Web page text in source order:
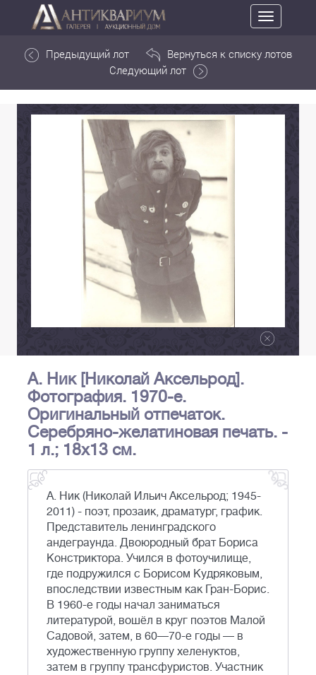
Toggle
navigation
Предыдущий лот
Вернуться к списку лотов
Следующий лот
А. Ник [Николай Аксельрод].
Фотография. 1970-е.
Оригинальный отпечаток.
Серебряно-желатиновая печать. -
1 л.; 18x13 см.
А. Ник (Николай Ильич Аксельрод; 1945-
2011) - поэт, прозаик, драматург, график.
Представитель ленинградского
андеграунда. Двоюродный брат Бориса
Констриктора. Учился в фотоучилище,
где подружился с Борисом Кудряковым,
впоследствии известным как Гран-Борис.
В 1960-е годы начал заниматься
литературой, вошёл в круг поэтов Малой
Садовой, затем, в 60—70-е годы — в
художественную группу хеленуктов,
затем в группу трансфуристов. Участник